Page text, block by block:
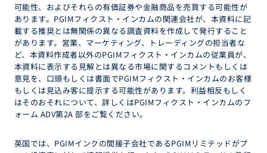
可能性、およびそれらの有価証券や金融商品を売買する可能性が
あります。PGIMフィクスト・インカムの関連会社が、本資料に記
載する推奨とは無関係の異なる調査資料を作成して発行すること
があります。営業、マーケティング、トレーディングの担当者な
ど、本資料作成者以外のPGIMフィクスト・インカムの従業員が、
本資料に表示する見解とは異なる市場に関するコメントもしくは
意見を、口頭もしくは書面でPGIMフィクスト・インカムのお客様
もしくは見込み客に提示する可能性があります。利益相反もしく
はそのおそれについて、詳しくはPGIMフィクスト・インカムのフ
ォーム ADV第2A 部をご覧ください。
英国では、PGIMインクの間接子会社であるPGIMリミテッドがプ